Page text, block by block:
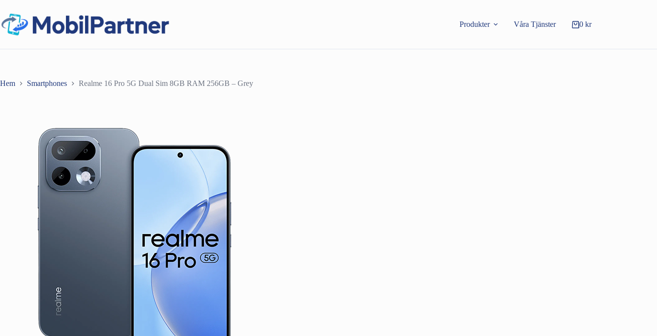
innehåll
Produkter Våra Tjänster Varukorg
0 kr
Hem Smartphones Realme 16 Pro 5G Dual Sim 8GB RAM 256GB – Grey